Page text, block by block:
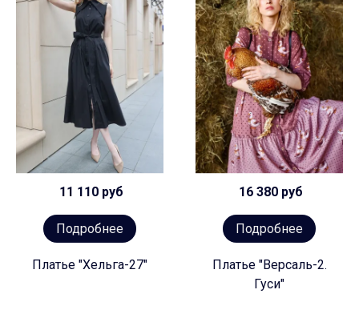
11 110 руб
Подробнее
Платье "Хельга-27"
16 380 руб
Подробнее
Платье "Версаль-2.
Гуси"